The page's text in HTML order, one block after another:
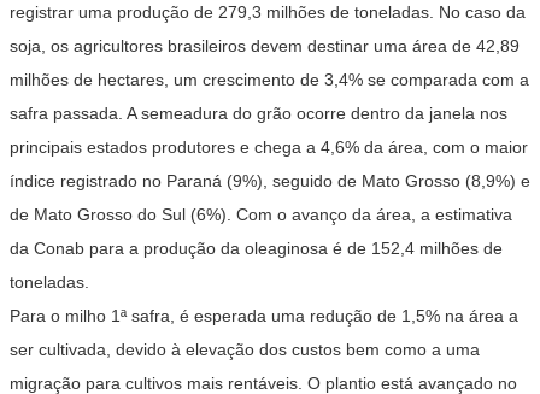
registrar uma produção de 279,3 milhões de toneladas. No caso da
soja, os agricultores brasileiros devem destinar uma área de 42,89
milhões de hectares, um crescimento de 3,4% se comparada com a
safra passada. A semeadura do grão ocorre dentro da janela nos
principais estados produtores e chega a 4,6% da área, com o maior
índice registrado no Paraná (9%), seguido de Mato Grosso (8,9%) e
de Mato Grosso do Sul (6%). Com o avanço da área, a estimativa
da Conab para a produção da oleaginosa é de 152,4 milhões de
toneladas.
Para o milho 1ª safra, é esperada uma redução de 1,5% na área a
ser cultivada, devido à elevação dos custos bem como a uma
migração para cultivos mais rentáveis. O plantio está avançado no